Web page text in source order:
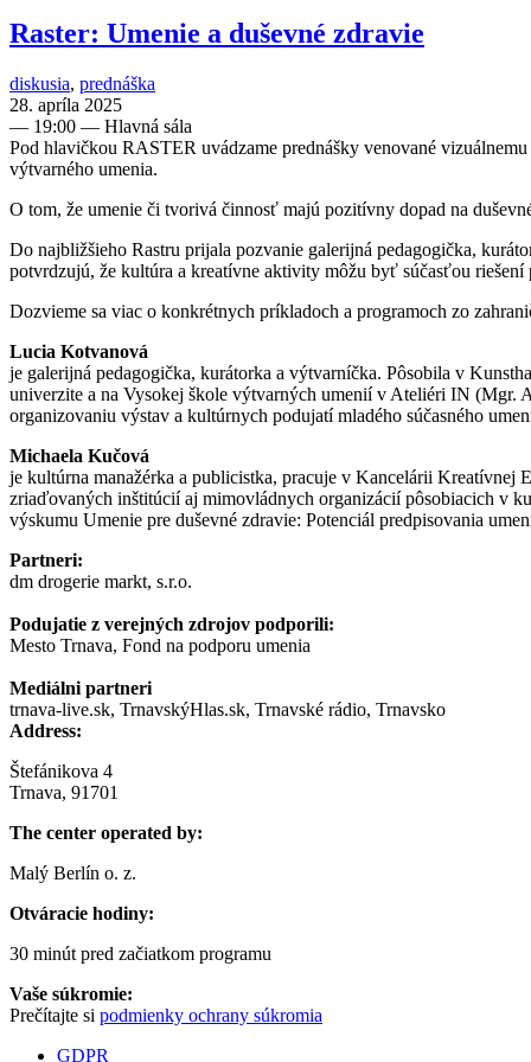
Raster: Umenie a duševné zdravie
diskusia, prednáška
28. apríla 2025
— 19:00 — Hlavná sála
Pod hlavičkou RASTER uvádzame prednášky venované
výtvarného umenia.
O tom, že umenie či tvorivá činnosť majú pozitívny dopad na
Do najbližšieho Rastru prijala pozvanie galerijná pedagogička,
potvrdzujú, že kultúra a kreatívne aktivity môžu byť súčasťou
Dozvieme sa viac o konkrétnych príkladoch a programoch zo
Lucia Kotvanová
je galerijná pedagogička, kurátorka a výtvarníčka. Pôsobila v
univerzite a na Vysokej škole výtvarných umenií v Ateliéri IN (Mgr.
organizovaniu výstav a kultúrnych podujatí mladého súčasného
Michaela Kučová
je kultúrna manažérka a publicistka, pracuje v Kancelárii Kreatívnej
zriaďovaných inštitúcií aj mimovládnych organizácií pôsobiacich v
výskumu Umenie pre duševné zdravie: Potenciál predpisovania
Partneri:
dm drogerie markt, s.r.o.
Podujatie z verejných zdrojov podporili:
Mesto Trnava, Fond na podporu umenia
Mediálni partneri
trnava-live.sk, TrnavskýHlas.sk, Trnavské rádio, Trnavsko
Address:
Štefánikova 4
Trnava, 91701
The center operated by:
Malý Berlín o. z.
Otváracie hodiny:
30 minút pred začiatkom programu
Vaše súkromie:
Prečítajte si podmienky ochrany súkromia
GDPR